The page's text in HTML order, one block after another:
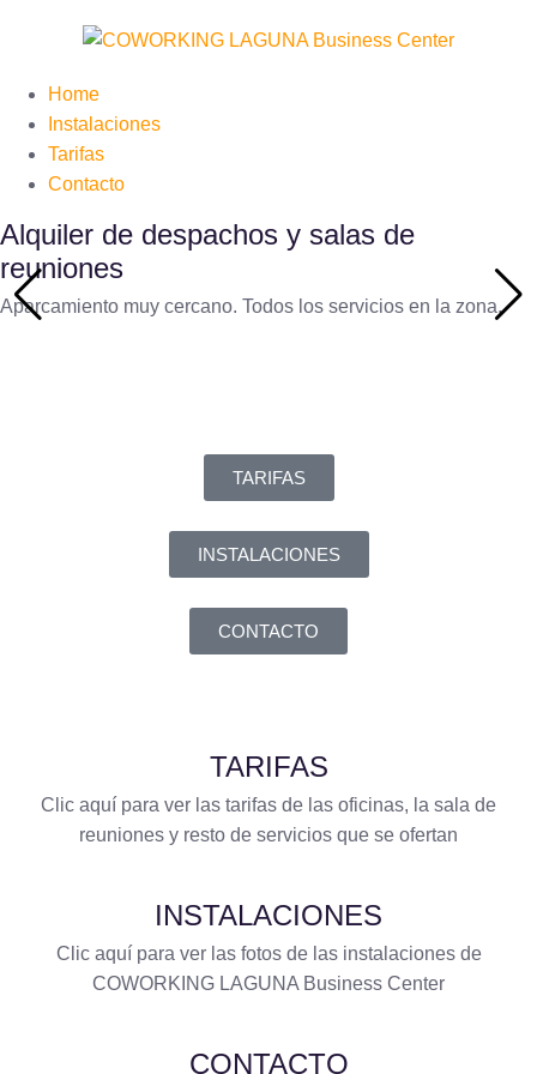
Home
Instalaciones
Tarifas
Contacto
Alquiler de despachos y salas de
reuniones
Aparcamiento muy cercano. Todos los servicios en la zona.
TARIFAS
INSTALACIONES
CONTACTO
TARIFAS
Clic aquí para ver las tarifas de las oficinas, la sala de
reuniones y resto de servicios que se ofertan
INSTALACIONES
Clic aquí para ver las fotos de las instalaciones de
COWORKING LAGUNA Business Center
CONTACTO